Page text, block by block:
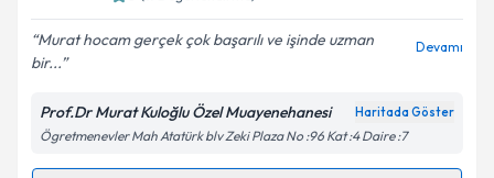
Kişisel verilerimin işlenmesine ilişkin
Aydınlatma
Metni'ni okudum ve kişisel verilerimin belirtilen
kapsamda işlenmesini kabul ediyorum.
Murat hocam gerçek çok başarılı ve işinde uzman
bir...
Devamı
Prof.Dr Murat Kuloğlu Özel Muayenehanesi Haritada Göster
Ögretmenevler Mah Atatürk blv Zeki Plaza No :96 Kat :4 Daire :7